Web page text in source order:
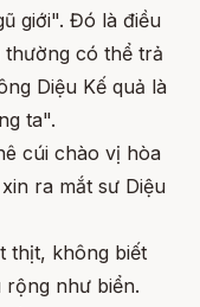
giới". Đó là điều
có thể trả
Diệu Kế quả là
ta".
cúi chào vị hòa
ra mắt sư Diệu
thịt, không biết
như biển.